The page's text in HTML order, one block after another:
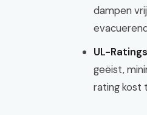
dampen
UL-
geëist,
rating kost